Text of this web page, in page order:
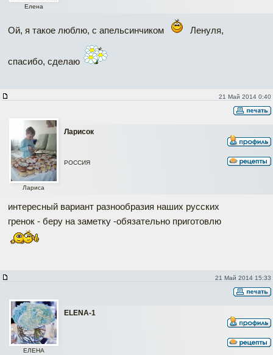
Елена
Ой, я такое люблю, с апельсинчиком Ленуля,
спасибо, сделаю
21 Май 2014 0:40
Ларисок
Лариса
РОССИЯ
интересный вариант разнообразия наших русских
гренок - беру на заметку -обязательно приготовлю
21 Май 2014 15:33
ELENA-1
ЕЛЕНА